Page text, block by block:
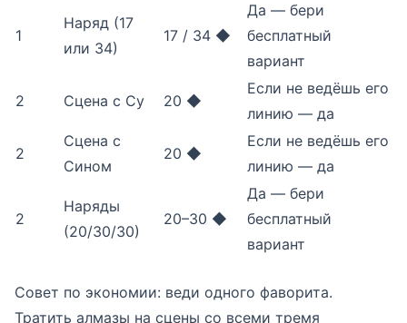
1
Наряд (17
или 34)
17 / 34 ◆
Да — бери
бесплатный
вариант
2 Сцена с Су 20 ◆
Если не ведёшь его
линию — да
2
Сцена с
Сином
20 ◆
Если не ведёшь его
линию — да
2
Наряды
(20/30/30)
20–30 ◆
Да — бери
бесплатный
вариант
Совет по экономии: веди одного фаворита.
Тратить алмазы на сцены со всеми тремя